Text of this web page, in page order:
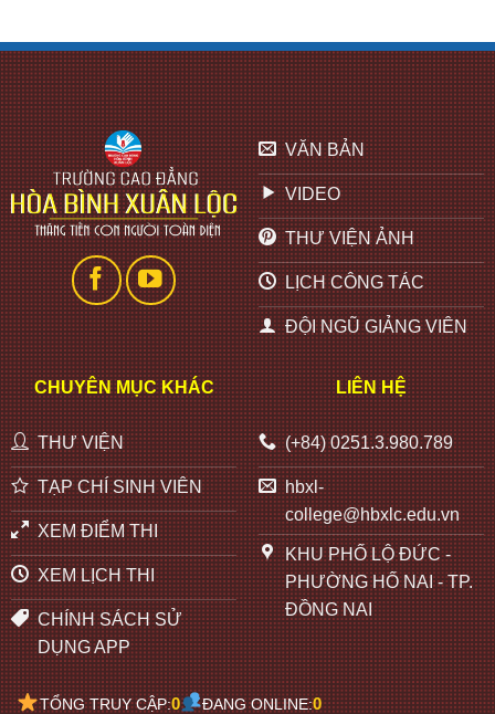
VĂN BẢN
VIDEO
THƯ VIỆN ẢNH
LỊCH CÔNG TÁC
ĐỘI NGŨ GIẢNG VIÊN
CHUYÊN MỤC KHÁC
THƯ VIỆN
TẠP CHÍ SINH VIÊN
XEM ĐIỂM THI
XEM LỊCH THI
CHÍNH SÁCH SỬ
DỤNG APP
LIÊN HỆ
(+84) 0251.3.980.789
hbxl-
college@hbxlc.edu.vn
KHU PHỐ LỘ ĐỨC -
PHƯỜNG HỐ NAI - TP.
ĐỒNG NAI
TỔNG TRUY CẬP:0 ĐANG ONLINE:0